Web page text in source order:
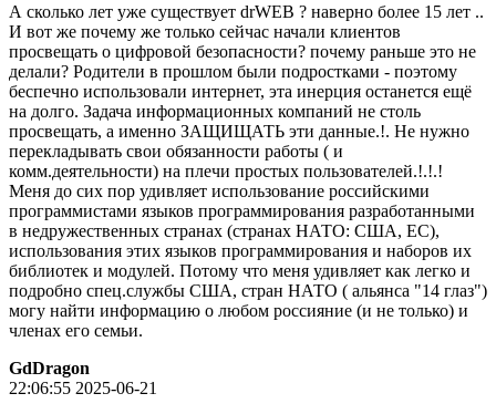
А сколько лет уже существует drWEB ? наверно более 15 лет ..
И вот же почему же только сейчас начали клиентов
просвещать о цифровой безопасности? почему раньше это не
делали? Родители в прошлом были подростками - поэтому
беспечно использовали интернет, эта инерция останется ещё
на долго. Задача информационных компаний не столь
просвещать, а именно ЗАЩИЩАТЬ эти данные.!. Не нужно
перекладывать свои обязанности работы ( и
комм.деятельности) на плечи простых пользователей.!.!.!
Меня до сих пор удивляет использование российскими
программистами языков программирования разработанными
в недружественных странах (странах НАТО: США, ЕС),
использования этих языков программирования и наборов их
библиотек и модулей. Потому что меня удивляет как легко и
подробно спец.службы США, стран НАТО ( альянса "14 глаз")
могу найти информацию о любом россияние (и не только) и
членах его семьи.
GdDragon
22:06:55 2025-06-21